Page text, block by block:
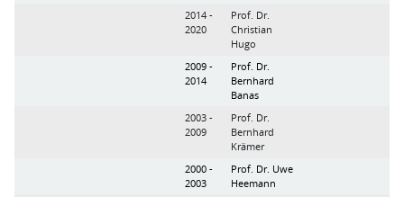
2014 -
2020
Prof. Dr.
Christian
Hugo
2009 -
2014
Prof. Dr.
Bernhard
Banas
2003 -
2009
Prof. Dr.
Bernhard
Krämer
2000 -
2003
Prof. Dr. Uwe
Heemann